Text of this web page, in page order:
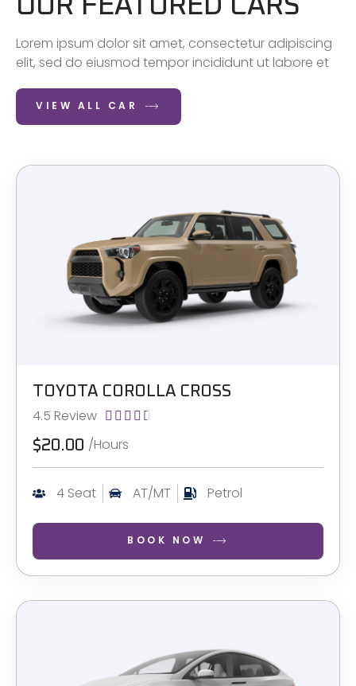
OUR FEATURED CARS
Lorem ipsum dolor sit amet, consectetur adipiscing
elit, sed do eiusmod tempor incididunt ut labore et
VIEW ALL CAR
TOYOTA COROLLA CROSS
4.5 Review     
$20.00 /Hours
4 Seat AT/MT Petrol
BOOK NOW